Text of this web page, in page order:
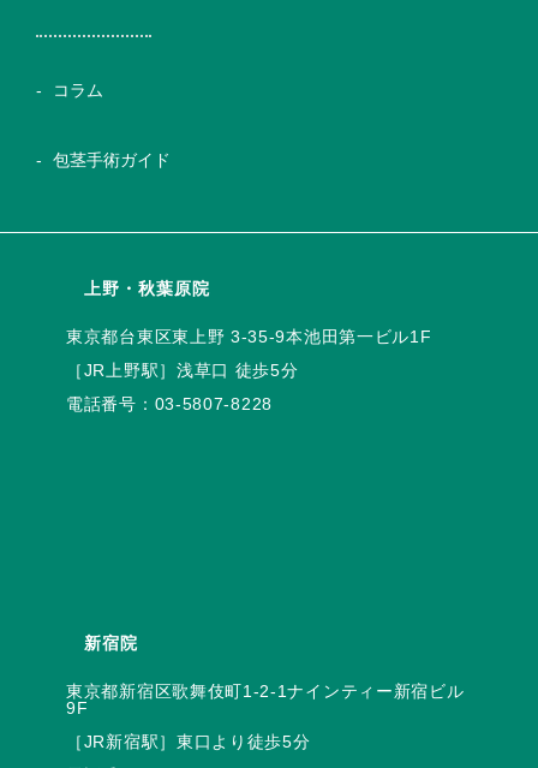
コラム
包茎手術ガイド
上野・秋葉原院
電話番号： 03-5807-8228
新宿院
東京都新宿区歌舞伎町1-2-1ナインティー新宿ビル